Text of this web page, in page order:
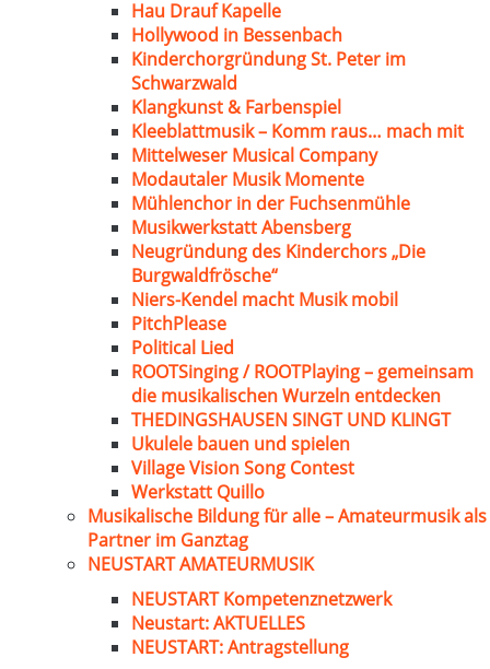
Hau Drauf Kapelle
Hollywood in Bessenbach
Kinderchorgründung St. Peter im
Schwarzwald
Klangkunst & Farbenspiel
Kleeblattmusik – Komm raus… mach mit
Mittelweser Musical Company
Modautaler Musik Momente
Mühlenchor in der Fuchsenmühle
Musikwerkstatt Abensberg
Neugründung des Kinderchors „Die
Burgwaldfrösche“
Niers-Kendel macht Musik mobil
PitchPlease
Political Lied
ROOTSinging / ROOTPlaying – gemeinsam
die musikalischen Wurzeln entdecken
THEDINGSHAUSEN SINGT UND KLINGT
Ukulele bauen und spielen
Village Vision Song Contest
Werkstatt Quillo
Musikalische Bildung für alle – Amateurmusik als
Partner im Ganztag
NEUSTART AMATEURMUSIK
NEUSTART Kompetenznetzwerk
Neustart: AKTUELLES
NEUSTART: Antragstellung